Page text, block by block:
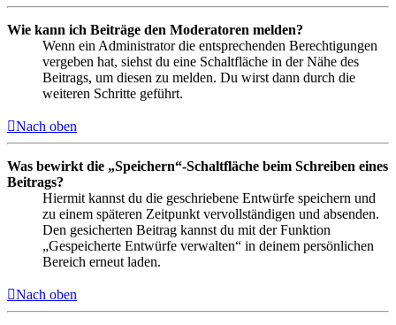
Wie kann ich Beiträge den Moderatoren melden?
Wenn ein Administrator die entsprechenden Berechtigungen
vergeben hat, siehst du eine Schaltfläche in der Nähe des
Beitrags, um diesen zu melden. Du wirst dann durch die
weiteren Schritte geführt.
Nach oben
Was bewirkt die „Speichern“-Schaltfläche beim Schreiben eines
Beitrags?
Hiermit kannst du die geschriebene Entwürfe speichern und
zu einem späteren Zeitpunkt vervollständigen und absenden.
Den gesicherten Beitrag kannst du mit der Funktion
„Gespeicherte Entwürfe verwalten“ in deinem persönlichen
Bereich erneut laden.
Nach oben